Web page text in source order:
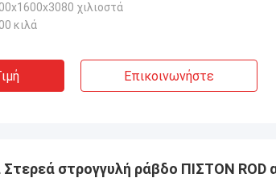
χιλιοστά
κιλά
Επικοινωνήστε
στρογγυλή ράβδο ΠΙΣΤΟΝ ROD